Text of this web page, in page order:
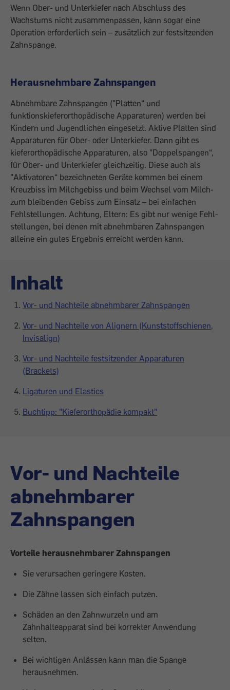
Wenn Ober- und Unterkiefer nach Abschluss des
Wachstums nicht zusammenpassen, kann sogar eine
Operation erforderlich sein – zusätzlich zur festsitzenden
Zahnspange.
Herausnehmbare Zahnspangen
Abnehmbare Zahnspangen ("Platten“ und
funktionskieferorthopädische Apparaturen) werden bei
Kindern und Jugendlichen eingesetzt. Aktive Platten sind
Appara­turen für Ober- oder Unterkiefer. Dann gibt es
kieferorthopädische Apparaturen, also "Doppelspangen“,
für Ober- und Unter­kiefer gleichzeitig. Diese auch als
"Aktivatoren“ bezeichneten Geräte kommen bei einem
Kreuzbiss im Milchgebiss und beim Wechsel vom Milch-
zum bleibenden Gebiss zum Einsatz – bei einfachen
Fehlstellungen. Achtung, Eltern: Es gibt nur wenige Fehl­
stellungen, bei denen mit abnehmbaren Zahnspangen
alleine ein gutes Ergebnis ­erreicht werden kann.
Inhalt
Vor- und Nachteile abnehmbarer Zahnspangen
Vor- und Nachteile von Alignern (Kunststoffschienen,
Invisalign)
Vor- und Nachteile festsitzender Apparaturen
(Brackets)
Ligaturen und Elastics
Buchtipp: "Kieferorthopädie kompakt"
Vor- und Nachteile
abnehmbarer
Zahnspangen
Vorteile herausnehmbarer Zahnspangen
Sie verursachen geringere Kosten.
Die Zähne lassen sich einfach putzen.
Schäden an den Zahnwurzeln und am
Zahnhalteapparat sind bei korrekter An­wendung
selten.
Bei wichtigen Anlässen kann man die Spange
herausnehmen.